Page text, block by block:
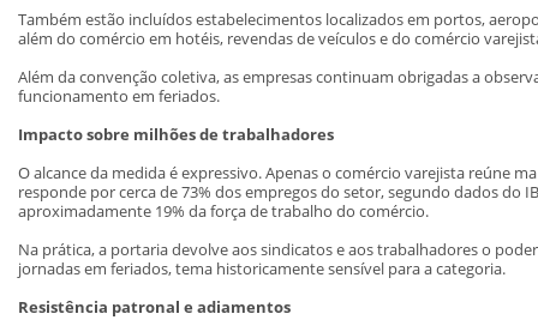
Também estão incluídos estabelecimentos localizados em portos,
além do comércio em hotéis, revendas de veículos e do comércio
Além da convenção coletiva, as empresas continuam obrigadas a
funcionamento em feriados.
Impacto sobre milhões de trabalhadores
O alcance da medida é expressivo. Apenas o comércio varejista reúne
responde por cerca de 73% dos empregos do setor, segundo dados do
aproximadamente 19% da força de trabalho do comércio.
Na prática, a portaria devolve aos sindicatos e aos trabalhadores o
jornadas em feriados, tema historicamente sensível para a categoria.
Resistência patronal e adiamentos